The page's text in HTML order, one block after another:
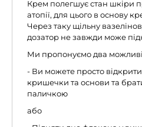
Крем полегшує стан шкіри
атопії, для цього в основу
Через таку щільну
дозатор не завжди може
Ми пропонуємо два можливі
- Ви можете просто
кришечки та основи та
паличкою
або